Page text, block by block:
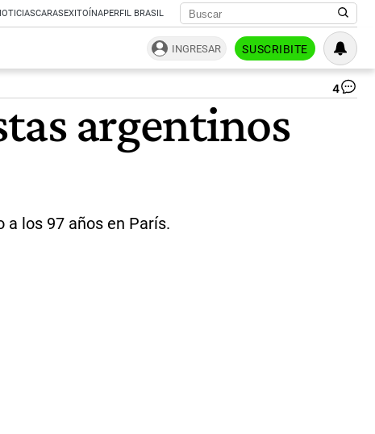
CARASEXITOÍNAPERFIL BRASIL
INGRESAR SUSCRIBITE
4
argentinos
los 97 años en París.